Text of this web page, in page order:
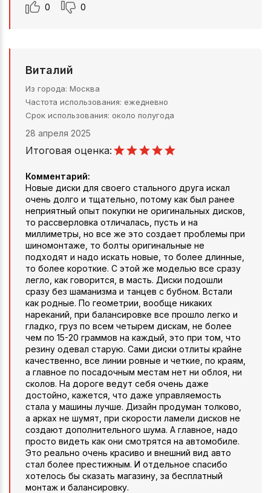
0 0
Виталий
Из города Москва
Частота использования ежедневно
Срок использования около полугода
28 апреля 2025
Итоговая оценка:
Комментарий:
Новые диски для своего стального друга искал
очень долго и тщательно, потому как был ранее
неприятный опыт покупки не оригинальных дисков,
то рассверловка отличалась, пусть и на
миллиметры, но все же это создает проблемы при
шиномонтаже, то болты оригинальные не
подходят и надо искать новые, то более длинные,
то более короткие. С этой же моделью все сразу
легло, как говорится, в масть. Диски подошли
сразу без шаманизма и танцев с бубном. Встали
как родные. По геометрии, вообще никаких
нареканий, при балансировке все прошло легко и
гладко, груз по всем четырем дискам, не более
чем по 15-20 граммов на каждый, это при том, что
резину одевал старую. Сами диски отлиты крайне
качественно, все линии ровные и четкие, по краям,
а главное по посадочным местам нет ни облоя, ни
сколов. На дороге ведут себя очень даже
достойно, кажется, что даже управляемость
стала у машины лучше. Дизайн продуман толково,
а арках не шумят, при скорости ламели дисков не
создают дополнительного шума. А главное, надо
просто видеть как они смотрятся на автомобиле.
Это реально очень красиво и внешний вид авто
стал более престижным. И отдельное спасибо
хотелось бы сказать магазину, за бесплатный
монтаж и балансировку.